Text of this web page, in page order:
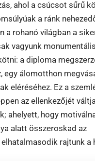
ahol a csúcsot sűrű
a ránk
a rohanó világban a
vagyunk monumentális
a diploma
egy álomotthon
eléréséhez. Ez a
az ellenkezőjét
ahelyett, hogy
alatt összeroskad az
rajtunk a